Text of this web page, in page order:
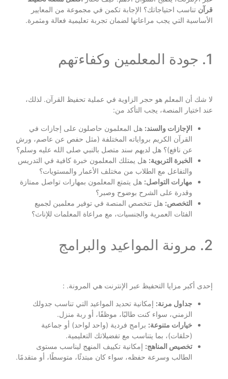
قرآن تناسب احتياجاتك؟ الإجابة تكمن في مجموعة من المعايير
الأساسية التي يجب مراعاتها لضمان تجربة تعليمية فعالة ومثمرة.
1. جودة المعلمين وكفاءتهم
لا شك أن المعلم هو حجر الزاوية في عملية تحفيظ القرآن. لذلك،
عند اختيار المنصة، يجب التأكد من:
الإجازات والسند: هل المعلمون حاصلون على إجازات في
القرآن الكريم برواياته المختلفة (مثل حفص عن عاصم، ورش
عن نافع)؟ هل لديهم سند متصل بالنبي صلى الله عليه وسلم؟
الخبرة التربوية: هل يمتلك المعلمون خبرة كافية في التدريس
والتفاعل مع الطلاب من مختلف الأعمار والمستويات؟
مهارات التواصل: هل يتمتع المعلمون بمهارات تواصل ممتازة
وقدرة على الشرح بوضوح وصبر؟
التخصص: هل تتخصص المنصة في توفير معلمين لجميع
الفئات العمرية والجنسيات، مع مراعاة المعلمات للإناث؟
2. مرونة المواعيد والبرامج
إحدى أكبر مزايا التحفيظ عبر الإنترنت هي المرونة. :
جداول مرنة: إمكانية تحديد المواعيد التي تناسب جدولك
الزمني، سواء كنت طالبًا، موظفًا، أو ربة منزل.
خيارات متنوعة: برامج فردية (واحد لواحد) أو جماعية
(حلقات)، بما يتناسب مع تفضيلاتك التعليمية.
تخصيص المناهج: إمكانية تكييف المنهج ليناسب مستوى
الطالب وسرعة حفظه، سواء كان مبتدئًا، متوسطًا، أو متقدمًا.